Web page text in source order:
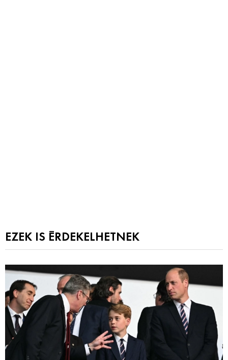
EZEK IS ÉRDEKELHETNEK